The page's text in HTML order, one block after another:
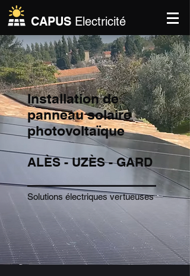
CAPUS Electricité
Installation de
panneau solaire
photovoltaïque
ALÈS -UZÈS - GARD
Solutions électriques vertueuses